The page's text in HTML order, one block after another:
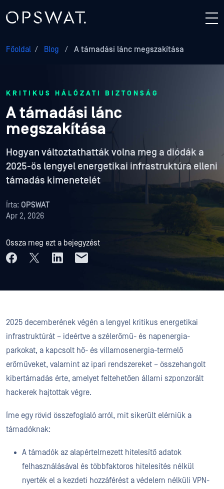
Főoldal / Blog / A támadási lánc megszakítása
KRITIKUS HÁLÓZATI BIZTONSÁG
A támadási lánc
megszakítása
Hogyan változtathatták volna meg a diódák a
2025-ös lengyel energetikai infrastruktúra elleni
támadás kimenetelét
Írta: OPSWAT
Apr 2, 2026
Ossza meg ezt a bejegyzést
2025 decemberének végén a lengyel kritikus energetikai
infrastruktúrát – ideértve a szélerőmű- és napenergia-
parkokat, a kapcsolt hő- és villamosenergia-termelő
erőműveket, valamint az ipari rendszereket – összehangolt
kibertámadás érte, amelyet feltehetően állami szponzorált
hackerek hajtottak végre.
Íme egy rövid összefoglaló arról, mit sikerült elérniük a
támadóknak:
A támadók az alapértelmezett hitelesítő adatok
felhasználásával és többfaktoros hitelesítés nélkül
nyerték el a kezdeti hozzáférést a védelem nélküli VPN-